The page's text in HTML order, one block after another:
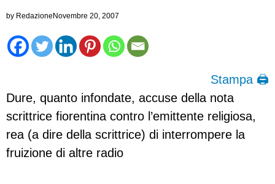
by RedazioneNovembre 20, 2007
Stampa 🖨
Dure, quanto infondate, accuse della nota
scrittrice fiorentina contro l’emittente religiosa,
rea (a dire della scrittrice) di interrompere la
fruizione di altre radio